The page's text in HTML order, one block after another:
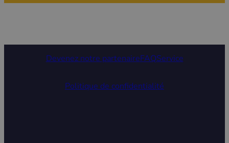
Devenez notre partenaireFAQService
Politique de confidentialité